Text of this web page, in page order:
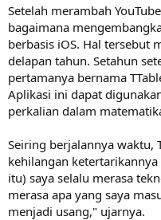
Setelah merambah
bagaimana
berbasis iOS. Hal tersebut
delapan tahun. Setahun
pertamanya bernama
Aplikasi ini dapat
perkalian dalam
Seiring berjalannya waktu,
kehilangan
itu) saya selalu merasa
merasa apa yang saya
menjadi usang," ujarnya.